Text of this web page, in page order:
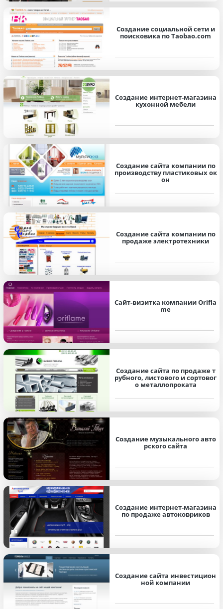
Создание социальной сети и
поисковика по Taobao.com
Создание интернет-магазина
кухонной мебели
Создание сайта компании по
производству пластиковых ок
он
Создание сайта компании по
продаже электротехники
Сайт-визитка компании Orifla
me
Создание сайта по продаже т
рубного, листового и сортовог
о металлопроката
Создание музыкального авто
рского сайта
Создание интернет-магазина
по продаже автоковриков
Создание сайта инвестицион
ной компании